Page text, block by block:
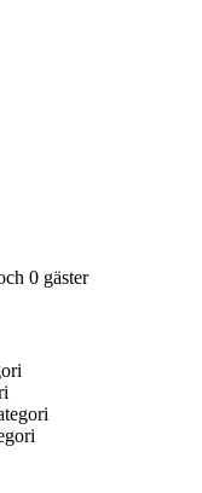
0 gäster